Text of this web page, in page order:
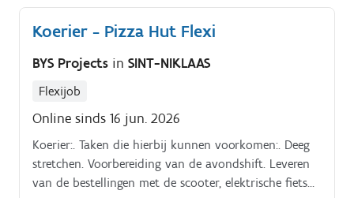
kunnen zijn.
Koerier - Pizza Hut Flexi
BYS Projects in SINT-NIKLAAS
Flexijob
Online sinds 16 jun. 2026
Koerier:. Taken die hierbij kunnen voorkomen:. Deeg
stretchen. Voorbereiding van de avondshift. Leveren
van de bestellingen met de scooter, elektrische fiets